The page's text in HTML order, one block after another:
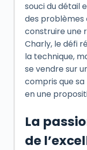
souci du détail
des problèmes
construire une
Charly, le défi
la technique,
se vendre sur
compris que
en une
La
de